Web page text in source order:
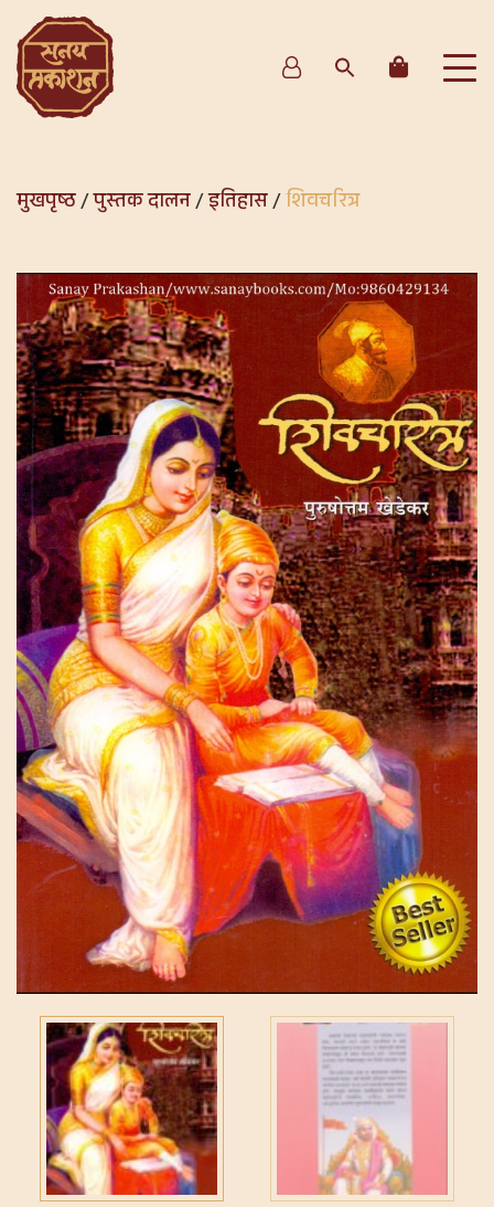
मुखपृष्ठ/पुस्तक दालन/इतिहास/शिवचरित्र